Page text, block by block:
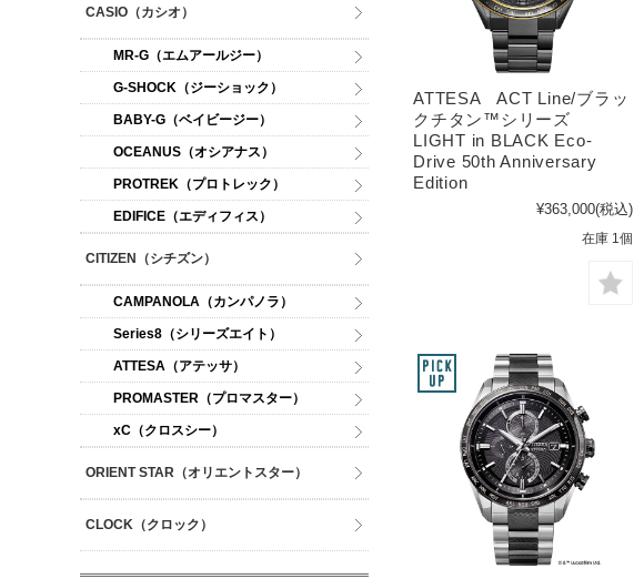
ATTESA ACT Line/ブラッ
クチタン™シリーズ
LIGHT in BLACK Eco-
Drive 50th Anniversary
Edition
¥363,000(税込)
在庫 1個
CASIO（カシオ）
MR-G（エムアールジー）
G-SHOCK（ジーショック）
BABY-G（ベイビージー）
OCEANUS（オシアナス）
PROTREK（プロトレック）
EDIFICE（エディフィス）
CITIZEN（シチズン）
CAMPANOLA（カンパノラ）
Series8（シリーズエイト）
ATTESA（アテッサ）
PROMASTER（プロマスター）
xC（クロスシー）
ORIENT STAR（オリエントスター）
CLOCK（クロック）